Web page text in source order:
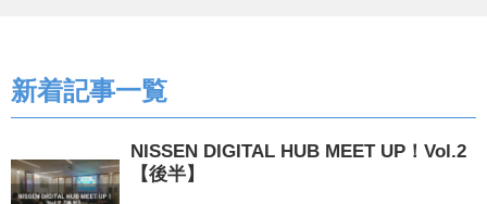
新着記事一覧
NISSEN DIGITAL HUB MEET UP！Vol.2
【後半】